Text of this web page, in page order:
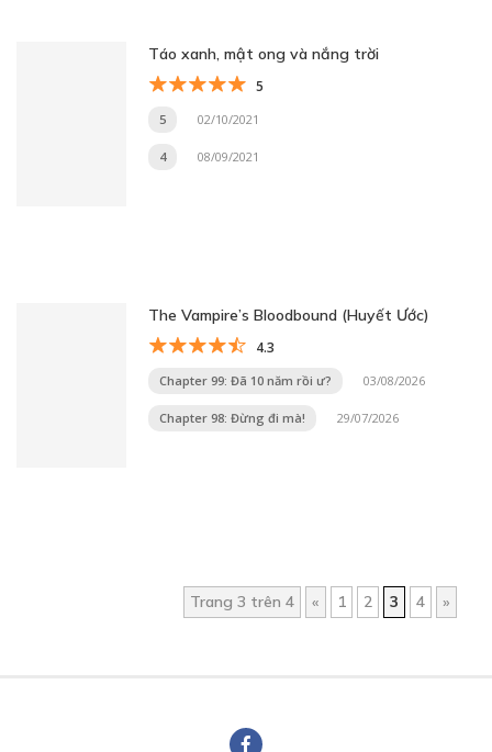
Táo xanh, mật ong và nắng trời
5
5 02/10/2021
4 08/09/2021
The Vampire’s Bloodbound (Huyết Ước)
4.3
Chapter 99: Đã 10 năm rồi ư? 03/08/2026
Chapter 98: Đừng đi mà! 29/07/2026
Trang 3 trên 4 « 1 2 3 4 »